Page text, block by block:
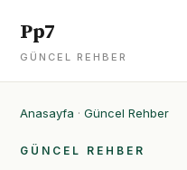
Pp7
GÜNCEL REHBER
Anasayfa · Güncel Rehber
GÜNCEL REHBER